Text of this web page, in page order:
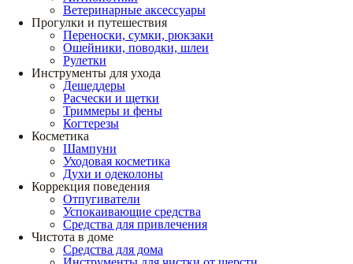
Ветеринарные аксессуары
Прогулки и путешествия
Переноски, сумки, рюкзаки
Ошейники, поводки, шлеи
Рулетки
Инструменты для ухода
Дешеддеры
Расчески и щетки
Триммеры и фены
Когтерезы
Косметика
Шампуни
Уходовая косметика
Духи и одеколоны
Коррекция поведения
Отпугиватели
Успокаивающие средства
Средства для привлечения
Чистота в доме
Средства для дома